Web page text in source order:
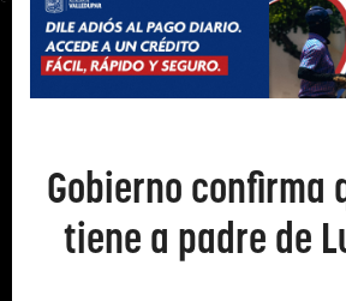
Gobierno confirma
tiene a padre de